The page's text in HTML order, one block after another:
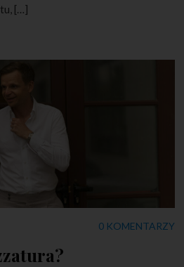
[…]
0 KOMENTARZY